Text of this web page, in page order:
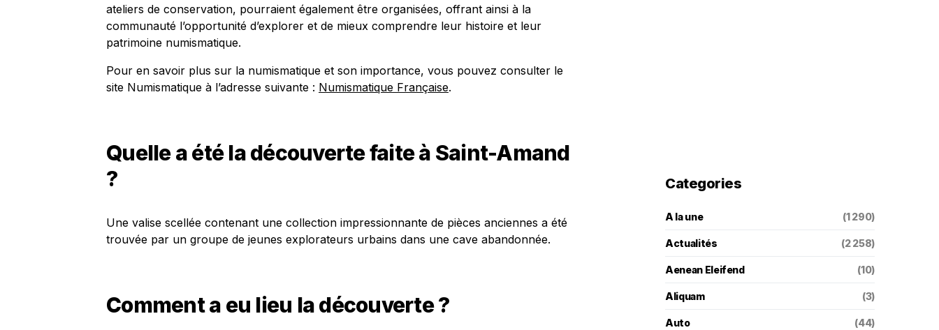
ateliers de conservation, pourraient également être organisées, offrant ainsi à la
communauté l’opportunité d’explorer et de mieux comprendre leur histoire et leur
patrimoine numismatique.
Pour en savoir plus sur la numismatique et son importance, vous pouvez consulter le
site Numismatique à l’adresse suivante : Numismatique Française.
Quelle a été la découverte faite à Saint-Amand
?
Une valise scellée contenant une collection impressionnante de pièces anciennes a été
trouvée par un groupe de jeunes explorateurs urbains dans une cave abandonnée.
Comment a eu lieu la découverte ?
Categories
A la une (1 290)
Actualités (2 258)
Aenean Eleifend (10)
Aliquam (3)
Auto (44)